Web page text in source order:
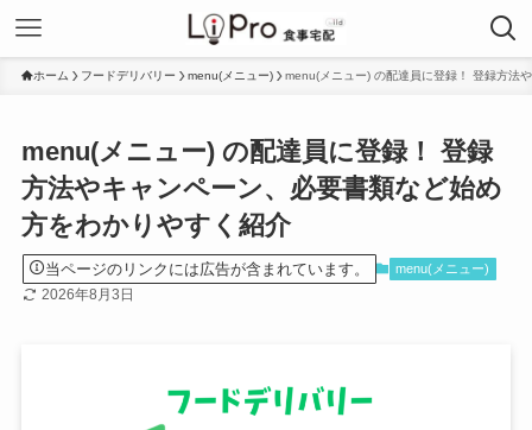
ホーム フードデリバリー menu(メニュー) menu(メニュー) の配達員に登録！ 登録方法
menu(メニュー) の配達員に登録！ 登録
方法やキャンペーン、必要書類など始め
方をわかりやすく紹介
当ページのリンクには広告が含まれています。 menu(メニュー)
2026年8月3日